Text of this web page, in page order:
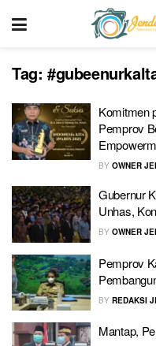
Tag:
Komitmen
Pemprov
BY OWNER
Gubernur
Unhas,
BY OWNER
Pemprov
BY REDAKSI
Mantap,